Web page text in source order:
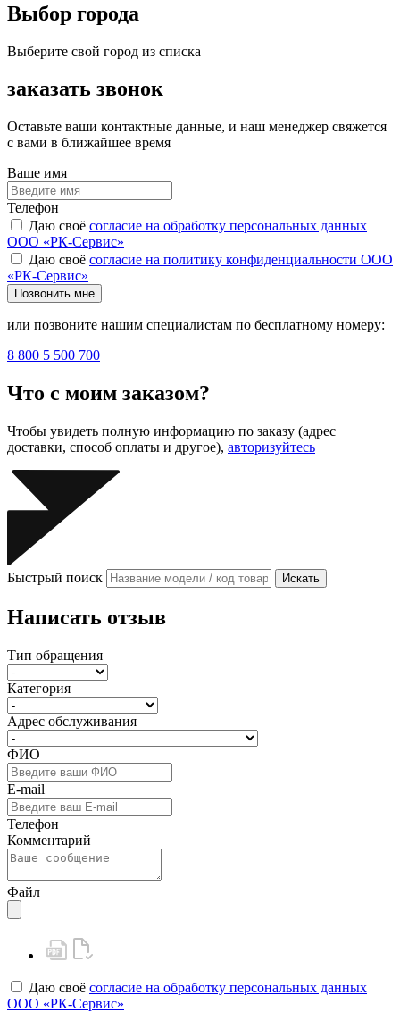
Выбор города
Выберите свой город из списка
заказать звонок
Оставьте ваши контактные данные, и наш менеджер свяжется
с вами в ближайшее время
Ваше имя
Телефон
Даю своё согласие на обработку персональных данных
ООО «РК-Сервис»
Даю своё согласие на политику конфиденциальности ООО
«РК-Сервис»
Позвонить мне
или позвоните нашим специалистам по бесплатному номеру:
8 800 5 500 700
Что с моим заказом?
Чтобы увидеть полную информацию по заказу (адрес
доставки, способ оплаты и другое), авторизуйтесь
Быстрый поиск Искать
Написать отзыв
Тип обращения
Категория
Адрес обслуживания
ФИО
E-mail
Телефон
Комментарий
Файл
Даю своё согласие на обработку персональных данных
ООО «РК-Сервис»